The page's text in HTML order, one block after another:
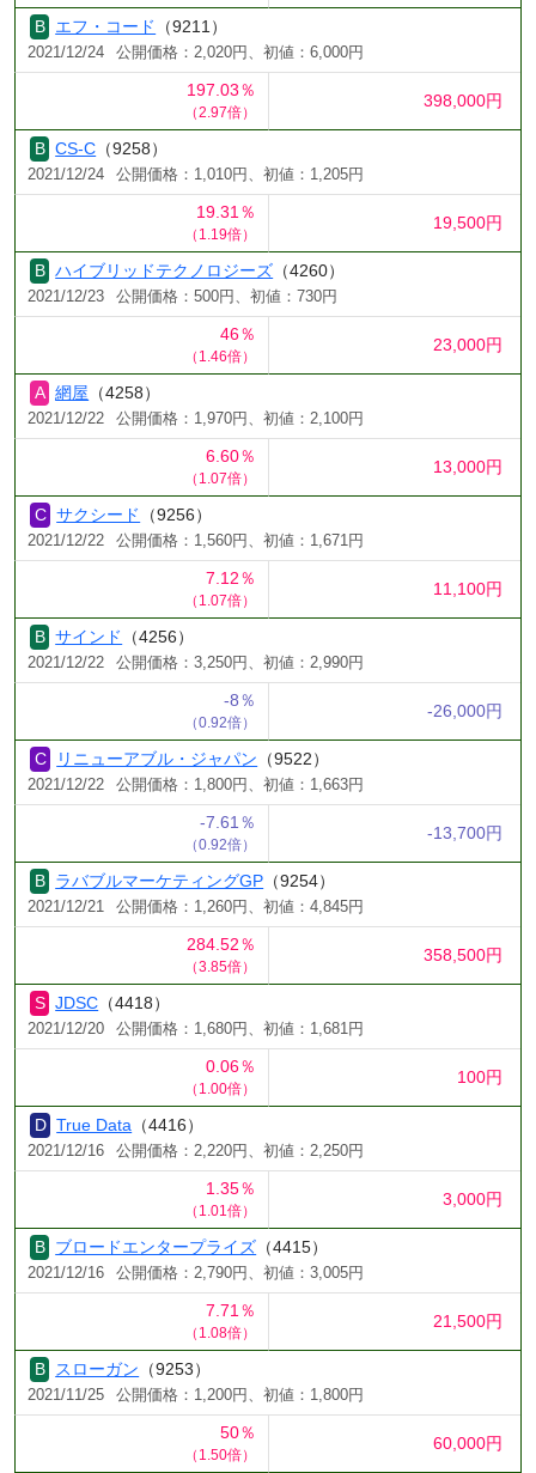
エフ・コード （9211）
2021/12/24 公開価格：2,020円、初値：6,000円
197.03％
（2.97倍）
398,000円
CS-C （9258）
2021/12/24 公開価格：1,010円、初値：1,205円
19.31％
（1.19倍）
19,500円
ハイブリッドテクノロジーズ （4260）
2021/12/23 公開価格：500円、初値：730円
46％
（1.46倍）
23,000円
網屋 （4258）
2021/12/22 公開価格：1,970円、初値：2,100円
6.60％
（1.07倍）
13,000円
サクシード （9256）
2021/12/22 公開価格：1,560円、初値：1,671円
7.12％
（1.07倍）
11,100円
サインド （4256）
2021/12/22 公開価格：3,250円、初値：2,990円
-8％
（0.92倍）
-26,000円
リニューアブル・ジャパン （9522）
2021/12/22 公開価格：1,800円、初値：1,663円
-7.61％
（0.92倍）
-13,700円
ラバブルマーケティングGP （9254）
2021/12/21 公開価格：1,260円、初値：4,845円
284.52％
（3.85倍）
358,500円
JDSC （4418）
2021/12/20 公開価格：1,680円、初値：1,681円
0.06％
（1.00倍）
100円
True Data （4416）
2021/12/16 公開価格：2,220円、初値：2,250円
1.35％
（1.01倍）
3,000円
ブロードエンタープライズ （4415）
2021/12/16 公開価格：2,790円、初値：3,005円
7.71％
（1.08倍）
21,500円
スローガン （9253）
2021/11/25 公開価格：1,200円、初値：1,800円
50％
（1.50倍）
60,000円